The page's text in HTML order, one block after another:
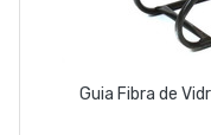
Guia Fibra de